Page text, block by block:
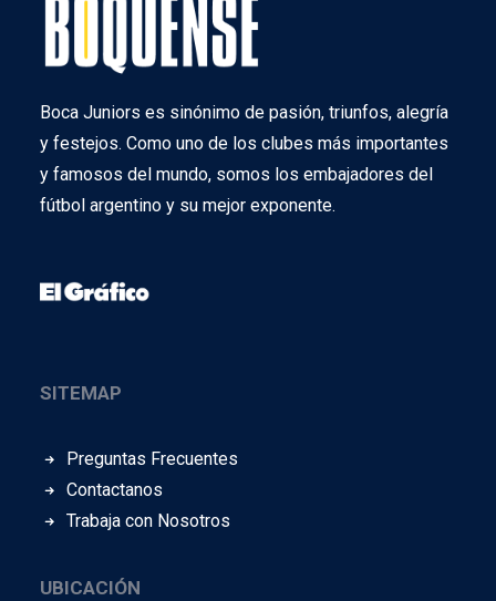
Boca Juniors es sinónimo de pasión, triunfos, alegría
y festejos. Como uno de los clubes más importantes
y famosos del mundo, somos los embajadores del
fútbol argentino y su mejor exponente.
SITEMAP
Preguntas Frecuentes
Contactanos
Trabaja con Nosotros
UBICACIÓN